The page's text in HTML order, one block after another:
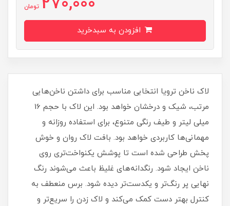
تومان
لاک ناخن ترویا انتخابی مناسب برای داشتن ناخن‌هایی
مرتب، شیک و درخشان خواهد بود. این لاک با حجم 16
میلی‌ لیتر و طیف رنگی متنوع، برای استفاده روزانه و
مهمانی‌ها کاربردی خواهد بود. بافت لاک روان و خوش‌
پخش طراحی شده است تا پوشش یکنواخت‌تری روی
ناخن ایجاد شود. رنگدانه‌های غلیظ باعث می‌شوند رنگ
نهایی پر رنگ‌تر و یکدست‌تر دیده شود. برس منعطف به
کنترل بهتر دست کمک می‌کند و لاک زدن را سریع‌تر و